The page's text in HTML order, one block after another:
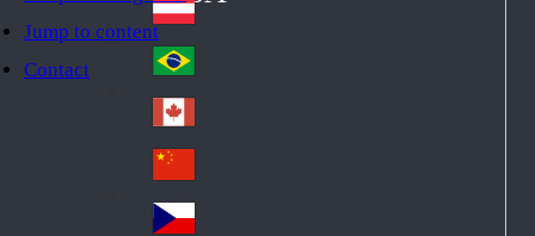
Jump to content
Contact
str
ali
a
Au
stri
a
Br
azi
l
Ca
na
da
Ch
ina